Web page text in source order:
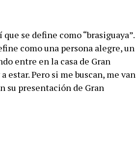
que se define como “brasiguaya”.
como una persona alegre, un
entre en la casa de Gran
estar. Pero si me buscan, me van
su presentación de Gran